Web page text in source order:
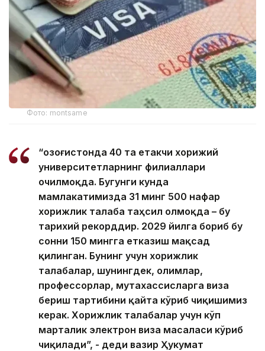
Фото: montsame
“Қозоғистонда 40 та етакчи хорижий
университетларнинг филиаллари
очилмоқда. Бугунги кунда
мамлакатимизда 31 минг 500 нафар
хорижлик талаба таҳсил олмоқда – бу
тарихий рекорддир. 2029 йилга бориб бу
сонни 150 мингга етказиш мақсад
қилинган. Бунинг учун хорижлик
талабалар, шунингдек, олимлар,
профессорлар, мутахассисларга виза
бериш тартибини қайта кўриб чиқишимиз
керак. Хорижлик талабалар учун кўп
марталик электрон виза масаласи кўриб
чиқилади”, - деди вазир Ҳукумат